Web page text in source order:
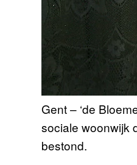
Gent – ‘de
sociale woonwijk
bestond.